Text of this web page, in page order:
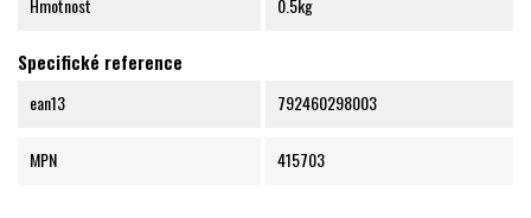
Hmotnost 0.5kg
Specifické reference
ean13 792460298003
MPN 415703